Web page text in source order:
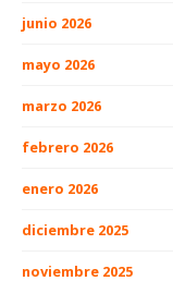
junio 2026
mayo 2026
marzo 2026
febrero 2026
enero 2026
diciembre 2025
noviembre 2025